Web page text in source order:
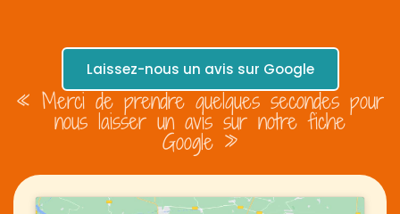
Laissez-nous un avis sur Google
« Merci de prendre quelques secondes pour
nous laisser un avis sur notre fiche
Google »